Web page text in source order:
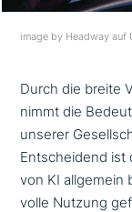
image by Headway auf
Durch die breite
nimmt die
unserer
Entscheidend ist
von KI
vol­le Nutzung